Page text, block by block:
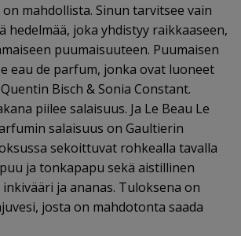
mahdollista. Sinun tarvitsee vain
hedelmää, joka yhdistyy raikkaaseen,
puumaisuuteen. Puumaisen
eau de parfum, jonka ovat luoneet
Bisch & Sonia Constant.
piilee salaisuus. Ja Le Beau Le
salaisuus on Gaultierin
sekoittuvat rohkealla tavalla
ja tonkapapu sekä aistillinen
ja ananas. Tuloksena on
josta on mahdotonta saada